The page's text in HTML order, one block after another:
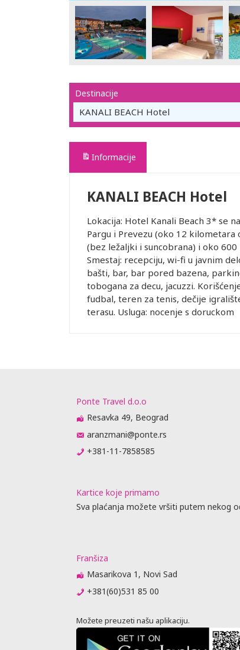
Destinacije
KANALI BEACH Hotel
Informacije
KANALI BEACH Hotel
Lokacija: Hotel Kanali Beach 3* se
Pargu i Prevezu (oko 12
(bez ležaljki i suncobrana) i oko
Smestaj: recepciju, wi-fi u javnim
bašti, bar, bar pored bazena,
tobogana za decu, jacuzzi.
fudbal, teren za tenis, dečije
terasu. Usluga: nocenje s doruckom
Ponte Travel d.o.o
Resavka 49, Beograd
aranzmani@ponte.rs
+381-11-7858585
Kartice koje primamo
Sva plaćanja možete vršiti putem nekog
Franšiza
Masarikova 1, Novi Sad
+381(60)531 85 00
Možete preuzeti našu aplikaciju.